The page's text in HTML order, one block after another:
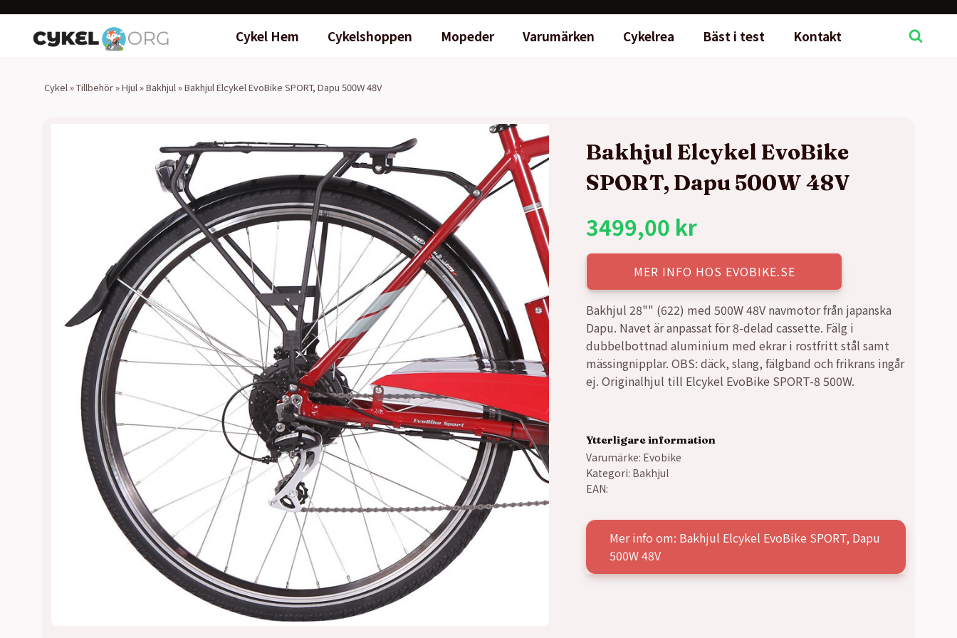
Cykel Hem Cykelshoppen Mopeder Varumärken Cykelrea Bäst i test Kontakt
Cykel »Tillbehör»Hjul »Bakhjul »Bakhjul Elcykel EvoBike SPORT, Dapu 500W 48V
Bakhjul Elcykel EvoBike
SPORT, Dapu 500W 48V
3499,00 kr
MER INFO HOS EVOBIKE.SE
Bakhjul 28"" (622) med 500W 48V navmotor från japanska
Dapu. Navet är anpassat för 8-delad cassette. Fälg i
dubbelbottnad aluminium med ekrar i rostfritt stål samt
mässingnipplar. OBS: däck, slang, fälgband och frikrans ingår
ej. Originalhjul till Elcykel EvoBike SPORT-8 500W.
Ytterligare information
Varumärke: Evobike
Kategori: Bakhjul
EAN:
Mer info om: Bakhjul Elcykel EvoBike SPORT, Dapu
500W 48V